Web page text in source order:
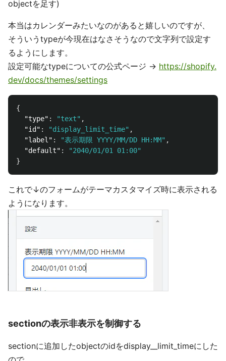
objectを足す)
本当はカレンダーみたいなのがあると嬉しいのですが、
そういうtypeが今現在はなさそうなので文字列で設定す
るようにします。
設定可能なtypeについての公式ページ → https://shopify.
dev/docs/themes/settings
{
"type" : "text" ,
"id" : "display_limit_time" ,
"label" : "表示期限 YYYY/MM/DD HH:MM" ,
"default" :
"2040/01/01 01:00"
}
これで↓のフォームがテーマカスタマイズ時に表示される
ようになります。
sectionの表示非表示を制御する
sectionに追加したobjectのidをdisplay__limit_timeにした